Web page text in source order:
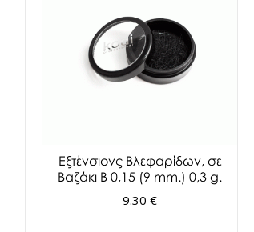
Εξτένσιονς Βλεφαρίδων, σε
Βαζάκι Β 0,15 (9 mm.) 0,3 g.
9.30 €